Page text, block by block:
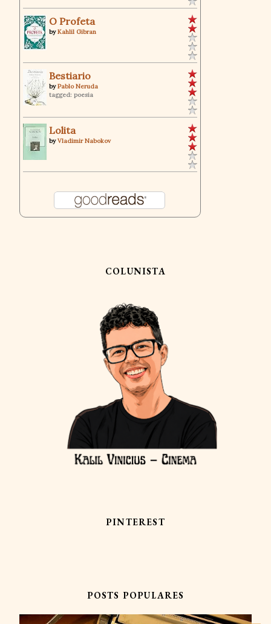
O Profeta
byKahlil Gibran
Bestiario
byPablo Neruda
tagged: poesia
Lolita
byVladimir Nabokov
COLUNISTA
PINTEREST
POSTS POPULARES